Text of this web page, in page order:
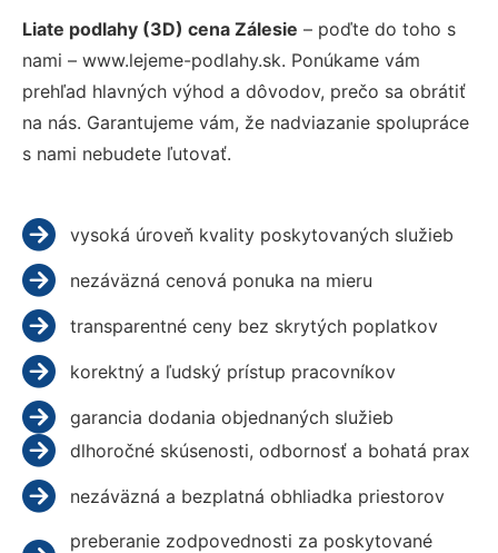
Liate podlahy (3D) cena Zálesie – poďte do toho s
nami – www.lejeme-podlahy.sk. Ponúkame vám
prehľad hlavných výhod a dôvodov, prečo sa obrátiť
na nás. Garantujeme vám, že nadviazanie spolupráce
s nami nebudete ľutovať.
vysoká úroveň kvality poskytovaných služieb
nezáväzná cenová ponuka na mieru
transparentné ceny bez skrytých poplatkov
korektný a ľudský prístup pracovníkov
garancia dodania objednaných služieb
dlhoročné skúsenosti, odbornosť a bohatá prax
nezáväzná a bezplatná obhliadka priestorov
preberanie zodpovednosti za poskytované